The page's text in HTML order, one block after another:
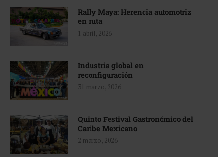
Rally Maya: Herencia automotriz
en ruta
1 abril, 2026
Industria global en
reconfiguración
31 marzo, 2026
Quinto Festival Gastronómico del
Caribe Mexicano
2 marzo, 2026